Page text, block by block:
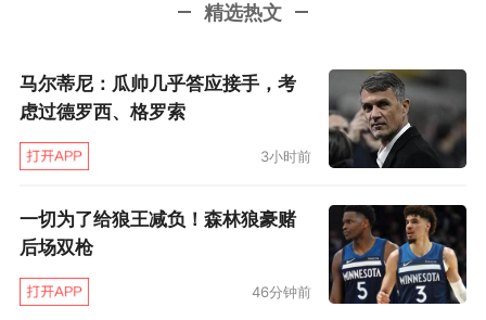
可是，作为一名投手，作为一名得分手，作
的就是在把握住机会后建立起自信心。但是在鹈
鹕，鹈鹕没有给希尔德足够多的机会，他也没有
建立起足够的自信。
鹈鹕是一支渴望胜利的球队，他们的当家球
星安东尼·戴维斯和球队早早地签下了一份总价过
亿的合同，他也曾带领鹈鹕闯进季后赛。但是，
精选热文
马尔蒂尼：瓜帅几乎答应接手，考
虑过德罗西、格罗索
3小时前
一切为了给狼王减负！森林狼豪赌
后场双枪
46分钟前